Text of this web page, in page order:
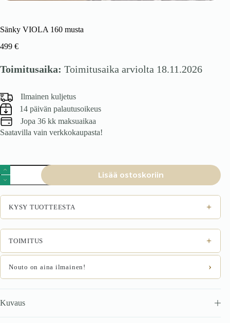
Sänky VIOLA 160 musta
499 €
Toimitusaika: Toimitusaika arviolta 18.11.2026
Ilmainen kuljetus
14 päivän palautusoikeus
Jopa 36 kk maksuaikaa
Saatavilla vain verkkokaupasta!
Sänky
VIOLA
160
musta
määrä
Lisää ostoskoriin
KYSY TUOTTEESTA +
TOIMITUS +
Nouto on aina ilmainen! ›
Kuvaus